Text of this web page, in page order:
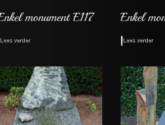
Lees verder Lees verder